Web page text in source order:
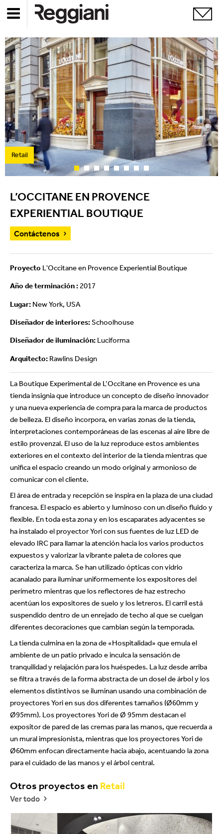
Retail
L’OCCITANE EN PROVENCE
EXPERIENTIAL BOUTIQUE
Contáctenos
Proyecto L'Occitane en Provence Experiential Boutique
Año de terminación : 2017
Lugar: New York, USA
Diseñador de interiores:Schoolhouse
Diseñador de iluminación: Luciforma
Arquitecto: Rawlins Design
La Boutique Experimental de L’Occitane en Provence es una
tienda insignia que introduce un concepto de diseño innovador
y una nueva experiencia de compra para la marca de productos
de belleza. El diseño incorpora, en varias zonas de la tienda,
interpretaciones contemporáneas de las escenas al aire libre de
estilo provenzal. El uso de la luz reproduce estos ambientes
exteriores en el contexto del interior de la tienda mientras que
unifica el espacio creando un modo original y armonioso de
comunicar con el cliente.
El área de entrada y recepción se inspira en la plaza de una ciudad
francesa. El espacio es abierto y luminoso con un diseño fluido y
flexible. En toda esta zona y en los escaparates adyacentes se
ha instalado el proyector Yori con sus fuentes de luz LED de
elevado IRC para llamar la atención hacia los varios productos
expuestos y valorizar la vibrante paleta de colores que
caracteriza la marca. Se han utilizado ópticas con vidrio
acanalado para iluminar uniformemente los expositores del
perímetro mientras que los reflectores de haz estrecho
acentúan los expositores de suelo y los letreros. El carril está
suspendido dentro de un enrejado de techo al que se cuelgan
diferentes decoraciones que cambian según la temporada.
La tienda culmina en la zona de «Hospitalidad» que emula el
ambiente de un patio privado e inculca la sensación de
tranquilidad y relajación para los huéspedes. La luz desde arriba
se filtra a través de la forma abstracta de un dosel de árbol y los
elementos distintivos se iluminan usando una combinación de
proyectores Yori en sus dos diferentes tamaños (Ø60mm y
Ø95mm). Los proyectores Yori de Ø 95mm destacan el
expositor de pared de las cremas para las manos, que recuerda a
un mural impresionista, mientras que los proyectores Yori de
Ø60mm enfocan directamente hacia abajo, acentuando la zona
para el cuidado de las manos y el árbol central.
Otros proyectos en Retail
Ver todo